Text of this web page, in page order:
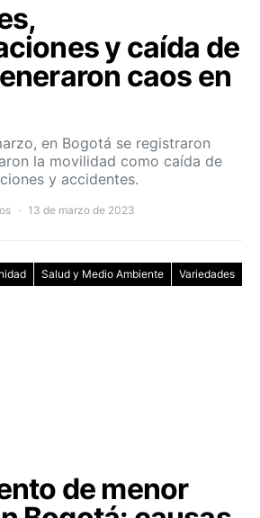
y caída de
caos en
en Bogotá se registraron
la movilidad como caída de
y accidentes.
13 de marzo de 2023
Salud y Medio Ambiente Variedades
de menor